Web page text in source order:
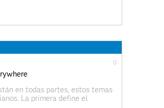
0
en todas partes, estos temas
La primera define el